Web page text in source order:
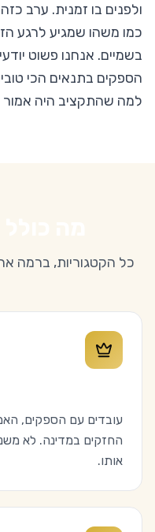
ולפנים בו זמנית. ערב
כמו משהו שמגיע לרגע
בשמיים. אנחנו פשוט
הספקים בתנאים הכי
למה שהתקציב היה
כל הקטגוריות, ברמה
עובדים עם הספקים,
החזקים במדינה. לא
אותו.